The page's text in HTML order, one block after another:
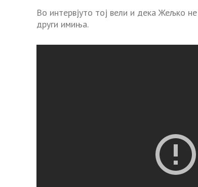
Во интервјуто тој вели и дека Жељко
други имиња.